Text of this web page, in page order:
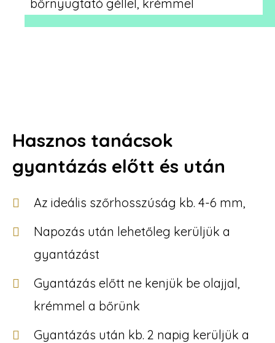
bőrnyugtató géllel, krémmel
Hasznos tanácsok
gyantázás előtt és után
Az ideális szőrhosszúság kb. 4-6 mm,
Napozás után lehetőleg kerüljük a
gyantázást
Gyantázás előtt ne kenjük be olajjal,
krémmel a bőrünk
Gyantázás után kb. 2 napig kerüljük a